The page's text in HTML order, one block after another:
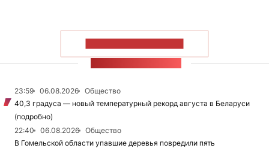
23:59 06.08.2026
Общество
40,3 градуса — новый температурный рекорд августа в Беларуси
(подробно)
22:40
06.08.2026
Общество
В Гомельской области упавшие деревья повредили пять